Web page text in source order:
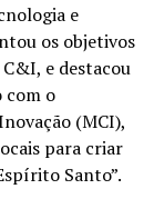
e
os objetivos
e destacou
com o
(MCI),
para criar
Santo”.